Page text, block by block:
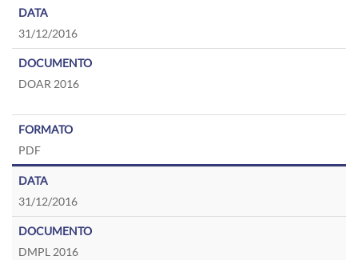
31/12/2016
DOAR 2016
PDF
31/12/2016
DMPL 2016